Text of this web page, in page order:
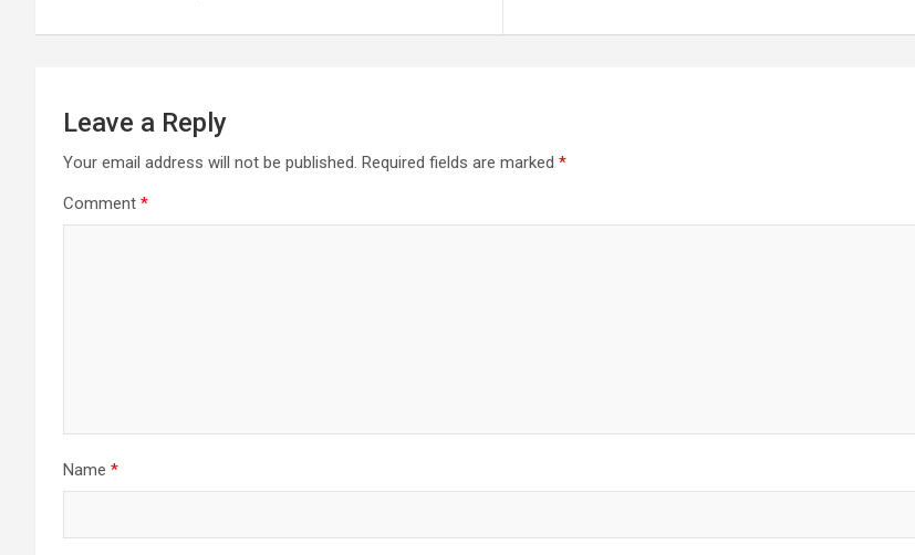
Leave a Reply
Your email address will not be published. Required fields are marked *
Comment *
Name *